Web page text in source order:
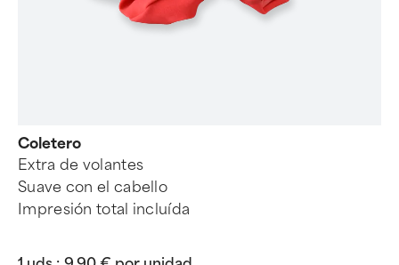
Coletero
Extra de volantes
Suave con el cabello
Impresión total incluída